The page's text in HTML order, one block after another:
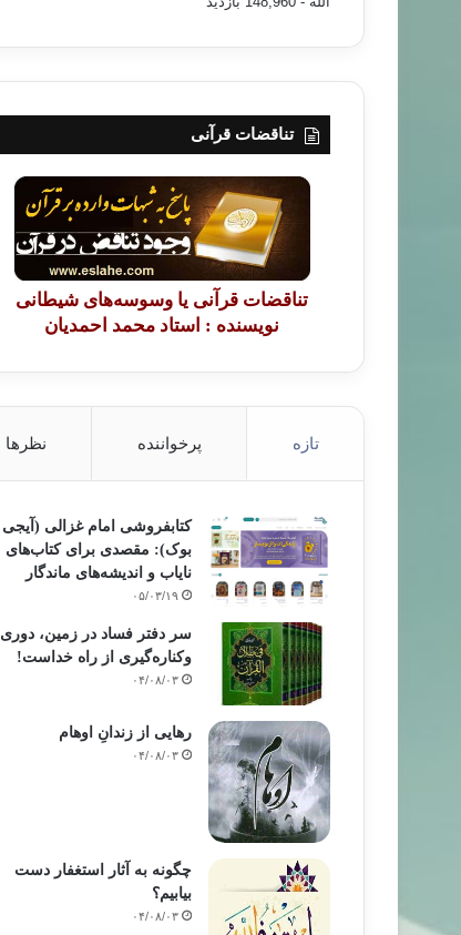
تناقضات قرآنی
تناقضات قرآنی یا وسوسه‌های شیطانی
نویسنده : استاد محمد احمدیان
تازه پرخواننده نظرها
کتابفروشی امام غزالی (آیجی
بوک): مقصدی برای کتاب‌های
نایاب و اندیشه‌های ماندگار
۰۵/۰۳/۱۹
سر دفتر فساد در زمین‌، دوری
وکناره‌گیری از راه خداست‌!
۰۴/۰۸/۰۳
رهایی از زندانِ اوهام
۰۴/۰۸/۰۳
چگونه به آثار استغفار دست
بیابیم؟
۰۴/۰۸/۰۳